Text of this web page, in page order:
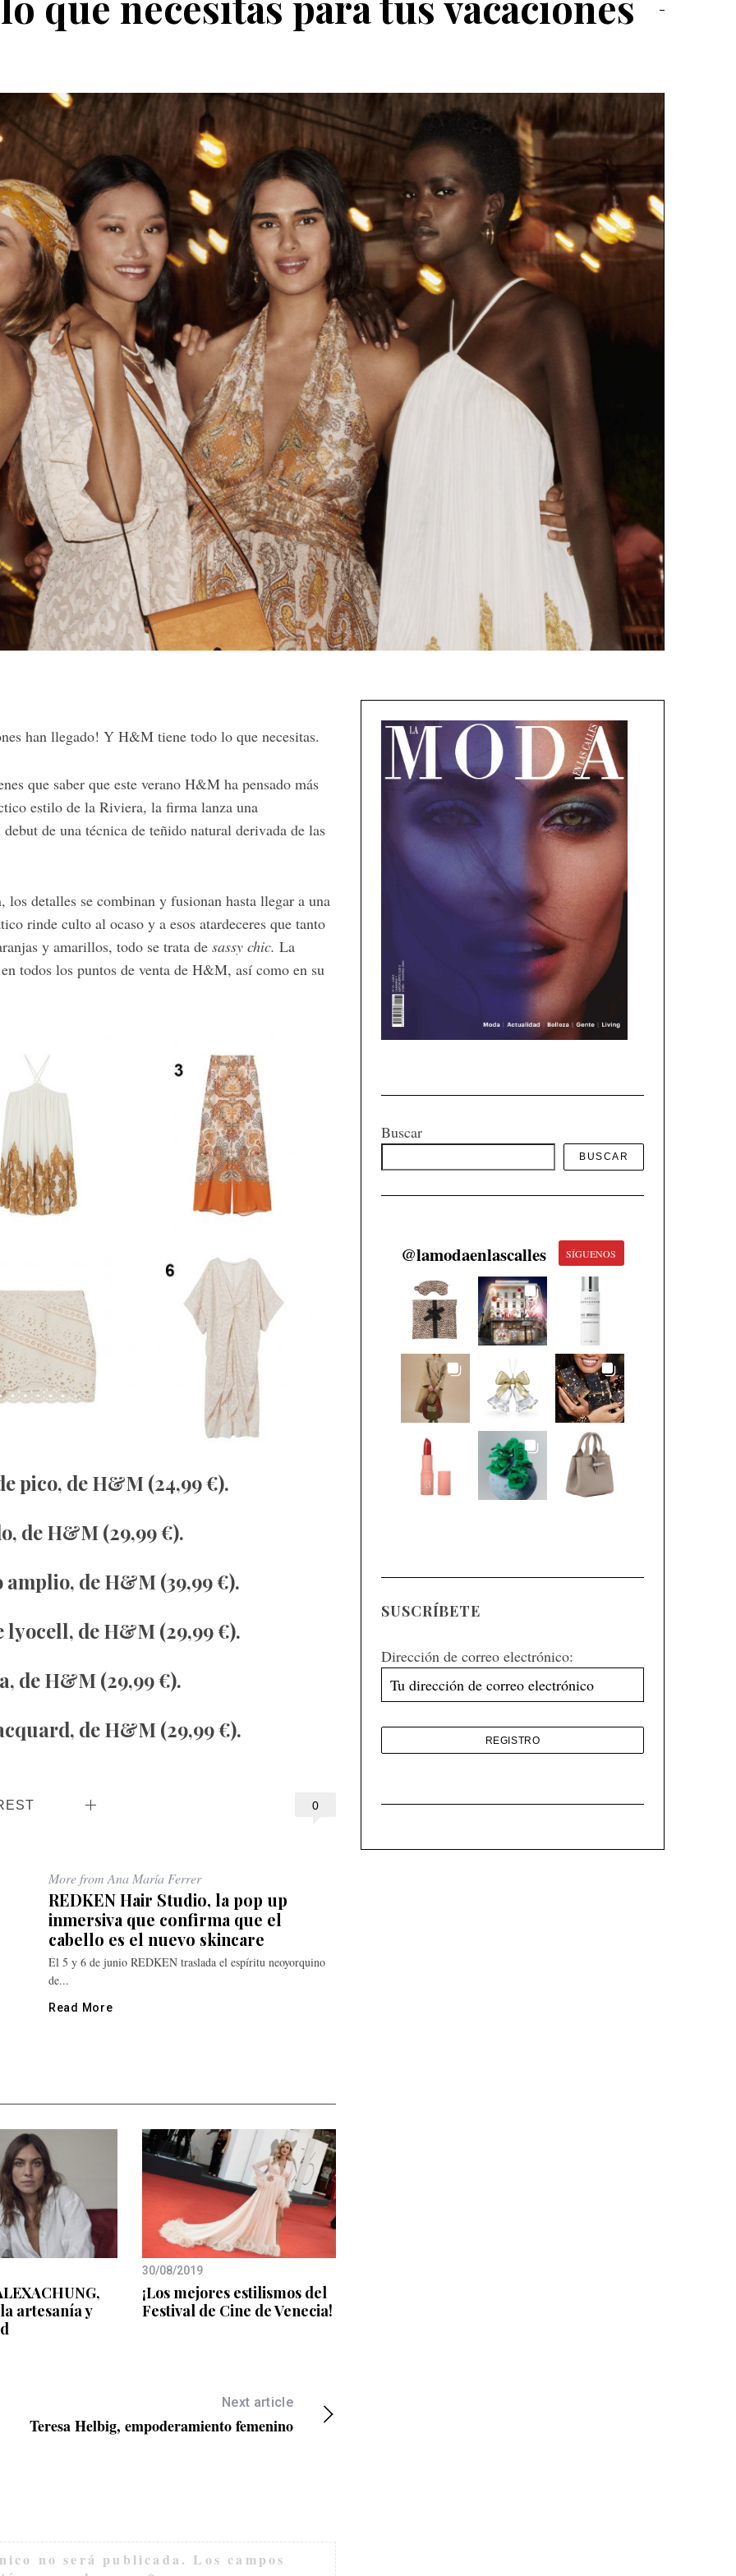
han llegado! Y H&M tiene todo lo que necesitas.
que saber que este verano H&M ha pensado más
estilo de la Riviera, la firma lanza una
de una técnica de teñido natural derivada de las
los detalles se combinan y fusionan hasta llegar a una
rinde culto al ocaso y a esos atardeceres que tanto
y amarillos, todo se trata de sassy chic. La
todos los puntos de venta de H&M, así como en su
pico, de H&M (24,99 €).
de H&M (29,99 €).
de H&M (39,99 €).
lyocell, de H&M (29,99 €).
de H&M (29,99 €).
de H&M (29,99 €).
0
More from Ana María Ferrer
REDKEN Hair Studio, la pop up
inmersiva que confirma que el
cabello es el nuevo skincare
El 5 y 6 de junio REDKEN traslada el espíritu neoyorquino
de...
Read More
artesanía y
30/08/2019
¡Los mejores estilismos del
Festival de Cine de Venecia!
Next article
Teresa Helbig, empoderamiento femenino
no será publicada. Los campos
Buscar
BUSCAR
@lamodaenlascalles SÍGUENOS
SUSCRÍBETE
Dirección de correo electrónico: